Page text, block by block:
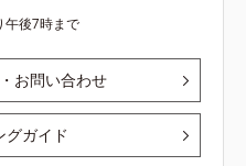
午後7時まで
お問い合わせ
グガイド